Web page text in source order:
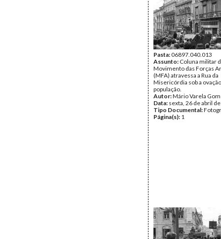
Pasta:06897.040.013
Assunto: Coluna militar
Movimento das Forças
(MFA) atravessa a Rua da
Misericórdia sob a
população.
Autor:Mário Varela
Data: sexta, 26 de abril
Tipo Documental:
Página(s): 1